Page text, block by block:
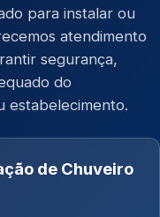
para instalar ou
atendimento
segurança,
do
estabelecimento.
de Chuveiro